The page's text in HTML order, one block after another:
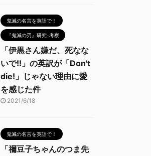
鬼滅の名言を英語で！
『鬼滅の刃』研究･考察
「伊黒さん嫌だ、死なな
いで!!」の英訳が「Don't
die!」じゃない理由に愛
を感じた件
2021/6/18
鬼滅の名言を英語で！
「禰豆子ちゃんのつま先